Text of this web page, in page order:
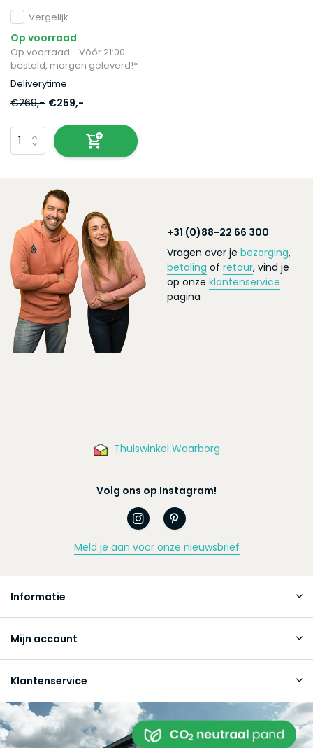
Vergelijk
Op voorraad
Op voorraad - Vóór 21:00
besteld, morgen geleverd!*
Deliverytime
€269,- €259,-
+31 (0)88-22 66 300
Vragen over je bezorging,
betaling of retour, vind je
op onze klantenservice
pagina
Thuiswinkel Waarborg
Volg ons op Instagram!
Meld je aan voor onze nieuwsbrief
Informatie
Mijn account
Klantenservice